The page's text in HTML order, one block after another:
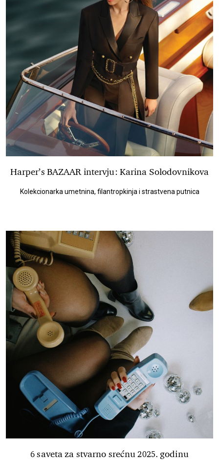
Harper’s BAZAAR intervju: Karina Solodovnikova
Kolekcionarka umetnina, filantropkinja i strastvena putnica
6 saveta za stvarno srećnu 2025. godinu